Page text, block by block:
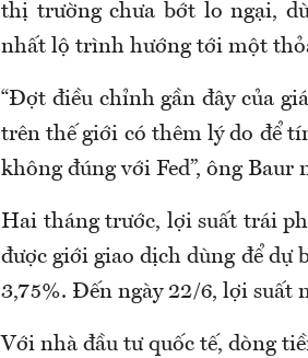
thị trường chưa bớt lo ngại,
nhất lộ trình hướng tới một
“Đợt điều chỉnh gần đây của
trên thế giới có thêm lý do để
không đúng với Fed”, ông Baur
Hai tháng trước, lợi suất trái
được giới giao dịch dùng để dự
3,75%. Đến ngày 22/6, lợi suất
Với nhà đầu tư quốc tế, dòng